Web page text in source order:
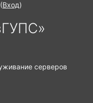
Вход)
серверов